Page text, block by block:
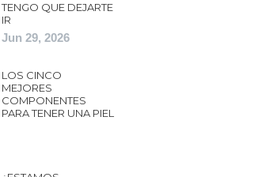
TENGO QUE DEJARTE
IR
Jun 29, 2026
LOS CINCO
MEJORES
COMPONENTES
PARA TENER UNA PIEL